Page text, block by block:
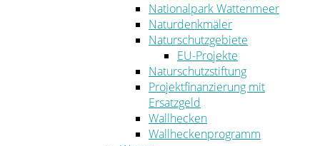
Nationalpark Wattenmeer
Naturdenkmäler
Naturschutzgebiete
EU-Projekte
Naturschutzstiftung
Projektfinanzierung mit
Ersatzgeld
Wallhecken
Wallheckenprogramm